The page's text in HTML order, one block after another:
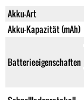
Akku-Art
Akku-Kapazität (mAh)
Batterieeigenschaften